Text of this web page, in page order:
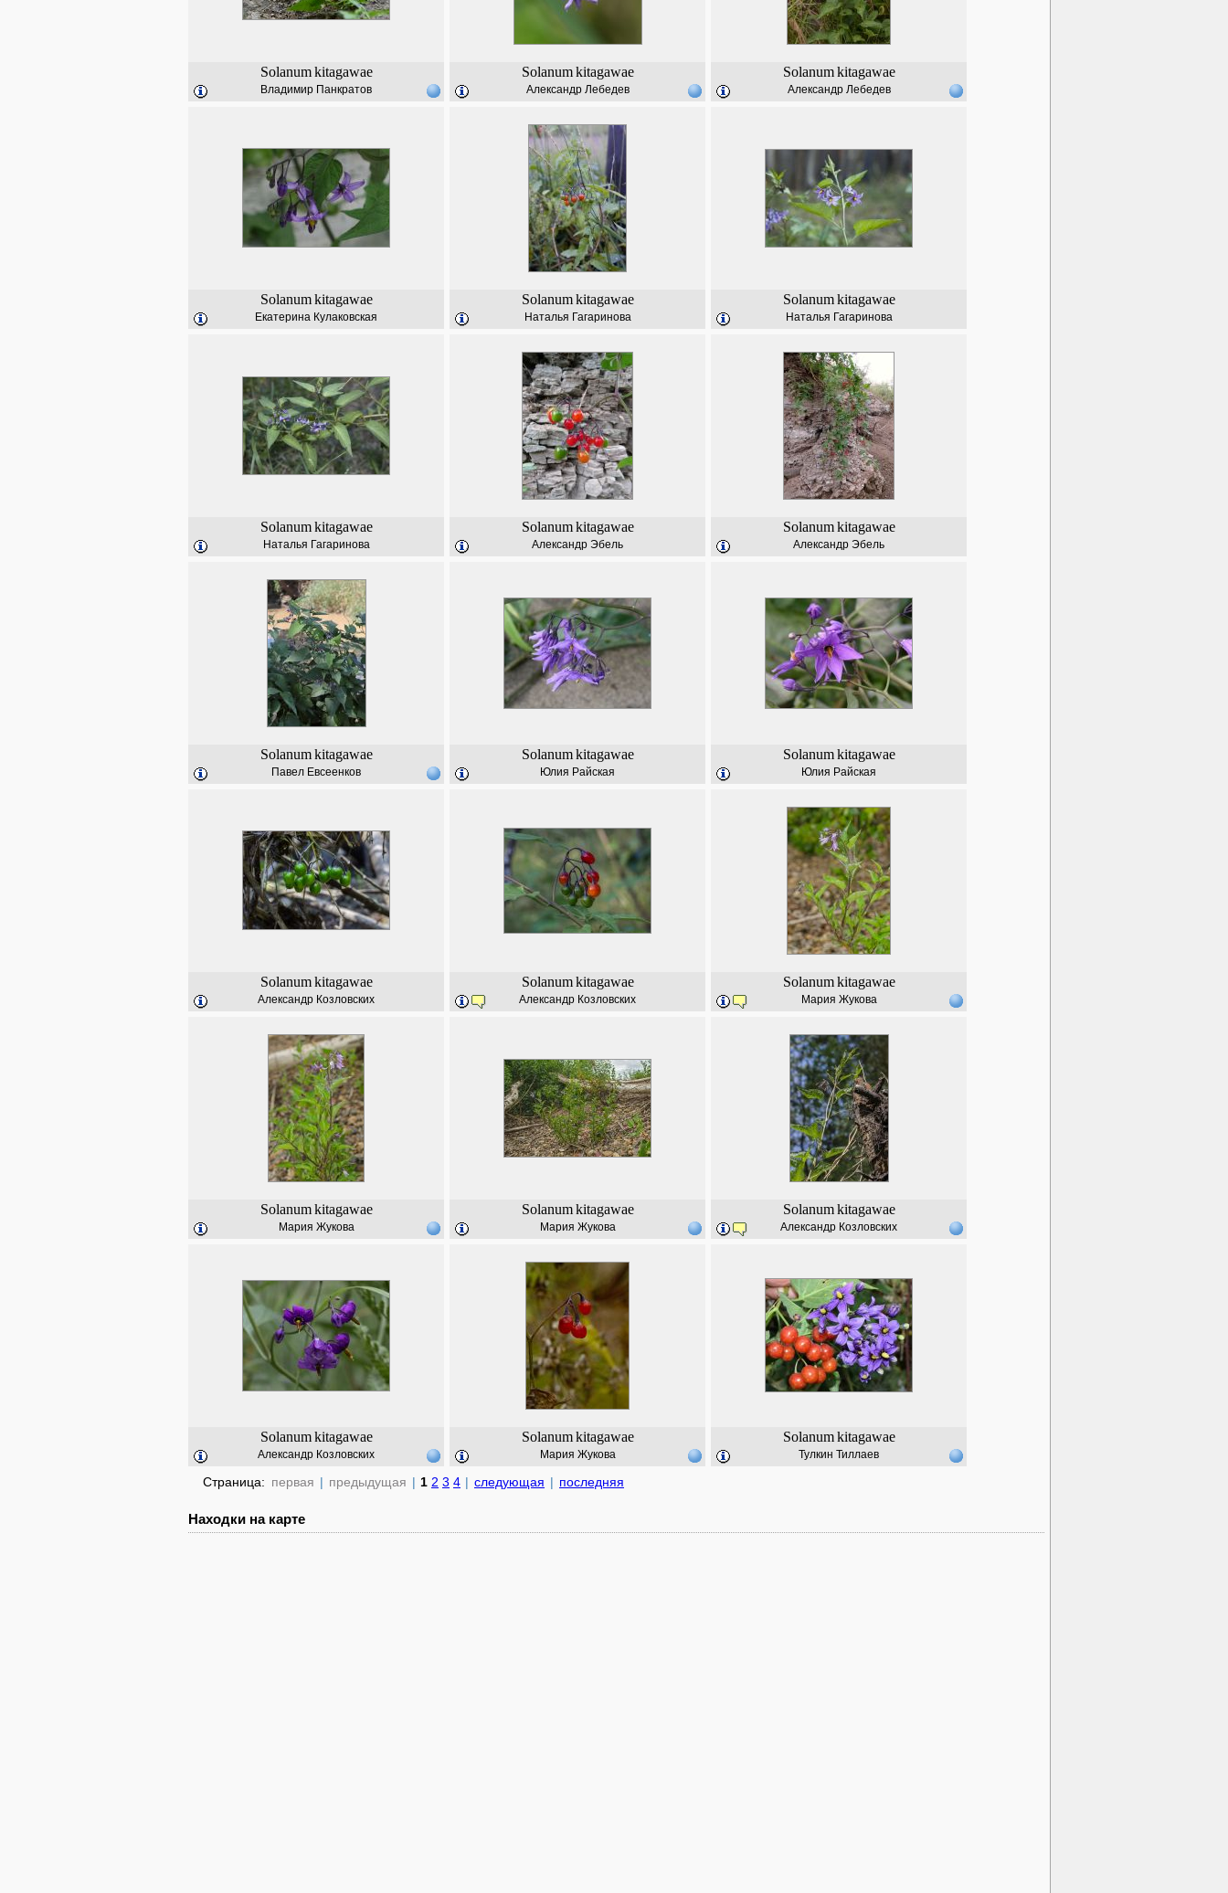
Solanum kitagawae
Владимир Панкратов
Solanum kitagawae
Александр Лебедев
Solanum kitagawae
Александр Лебедев
Solanum kitagawae
Екатерина Кулаковская
Solanum kitagawae
Наталья Гагаринова
Solanum kitagawae
Наталья Гагаринова
Solanum kitagawae
Наталья Гагаринова
Solanum kitagawae
Александр Эбель
Solanum kitagawae
Александр Эбель
Solanum kitagawae
Павел Евсеенков
Solanum kitagawae
Юлия Райская
Solanum kitagawae
Юлия Райская
Solanum kitagawae
Александр Козловских
Solanum kitagawae
Александр Козловских
Solanum kitagawae
Мария Жукова
Solanum kitagawae
Мария Жукова
Solanum kitagawae
Мария Жукова
Solanum kitagawae
Александр Козловских
Solanum kitagawae
Александр Козловских
Solanum kitagawae
Мария Жукова
Solanum kitagawae
Тулкин Тиллаев
Страница: первая | предыдущая | 1 2 3 4 | следующая | последняя
Находки на карте